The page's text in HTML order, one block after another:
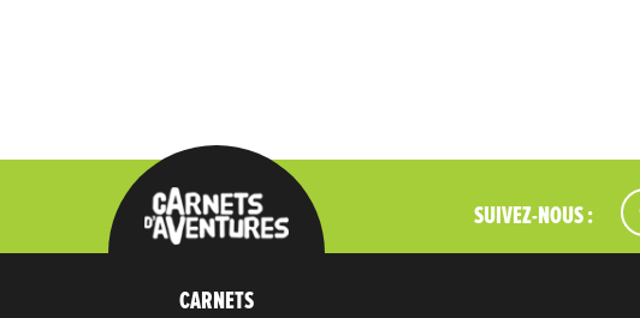
SUIVEZ-NOUS :
CARNETS